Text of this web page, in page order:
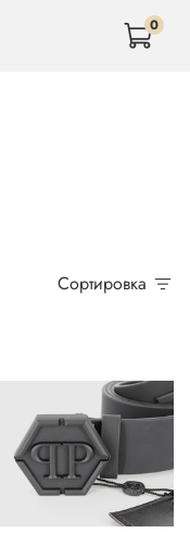
0
Сортировка